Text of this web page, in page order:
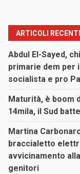
ARTICOLI RECENTI
Abdul El-Sayed,
primarie dem per
socialista e pro
Maturità, è boom
14mila, il Sud
Martina
braccialetto
avvicinamento
genitori